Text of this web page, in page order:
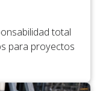
total
para proyectos